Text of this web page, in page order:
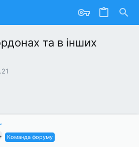
та в інших
Команда форуму